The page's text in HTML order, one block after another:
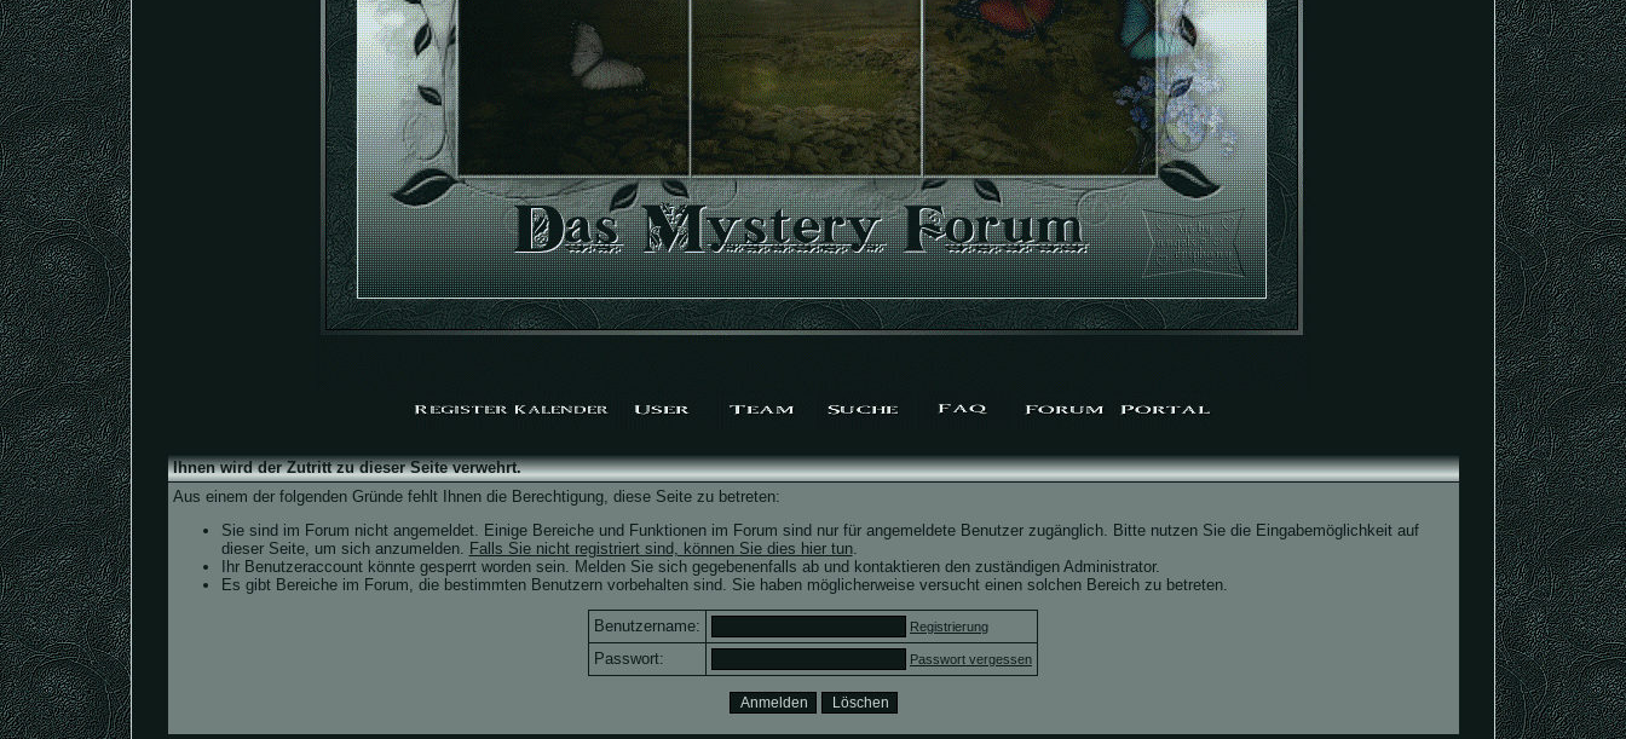
Ihnen wird der Zutritt zu dieser Seite verwehrt.
Aus einem der folgenden Gründe fehlt Ihnen die Berechtigung, diese Seite zu betreten:
Sie sind im Forum nicht angemeldet. Einige Bereiche und Funktionen im Forum sind nur für angemeldete Benutzer zugänglich. Bitte nutzen Sie die Eingabemöglichkeit auf
dieser Seite, um sich anzumelden. Falls Sie nicht registriert sind, können Sie dies hier tun.
Ihr Benutzeraccount könnte gesperrt worden sein. Melden Sie sich gegebenenfalls ab und kontaktieren den zuständigen Administrator.
Es gibt Bereiche im Forum, die bestimmten Benutzern vorbehalten sind. Sie haben möglicherweise versucht einen solchen Bereich zu betreten.
Benutzername: Registrierung
Passwort: Passwort vergessen